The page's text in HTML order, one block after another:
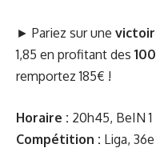
► Pariez sur une
1,85 en profitant des
remportez 185€ !
Horaire : 20h45, BeIN 1
Compétition : Liga,